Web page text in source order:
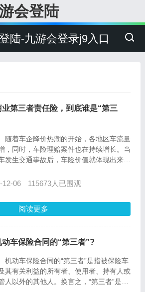
会登陆
陆-九游会登录j9入口
第三者责任险，到底谁是“第三
着车企降价热潮的开始，各地区车流量
，同时，车险理赔案件也在持续增长。当
发生交通事故后，车险价值就体现出来
什么是机动车商业第三者责任保
强险”）的...
12-06 115673人已围观
阅读更多
车保险合同的“第三者”?
动车保险合同的“第三者”是指被保险车
其有关利益的所有者、使用者、持有人或
人以外的其他人。换言之，“第三者”是指